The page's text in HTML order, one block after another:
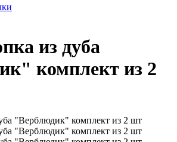
из дуба
комплект из 2